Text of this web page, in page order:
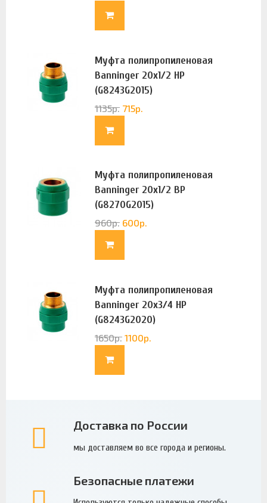
Муфта полипропиленовая
Banninger 20х1/2 НР
(G8243G2015)
1135р. 715р.
Муфта полипропиленовая
Banninger 20х1/2 ВР
(G8270G2015)
960р. 600р.
Муфта полипропиленовая
Banninger 20х3/4 НР
(G8243G2020)
1650р. 1100р.
Доставка по России
мы доставляем во все города и регионы.
Безопасные платежи